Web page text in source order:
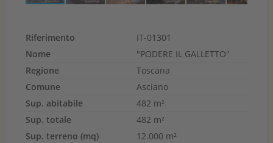
Riferimento
IT-01301
Nome
"PODERE IL GALLETTO"
Regione
Toscana
Comune
Asciano
Sup. abitabile
482 m²
Sup. totale
482 m²
Sup. terreno (mq)
12.000 m²